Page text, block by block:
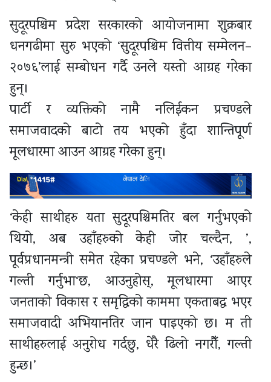
सुदूरपश्चिम प्रदेश सरकारको आयोजनामा शुक्रबार
धनगढीमा सुरु भएको ‘सुदूरपश्चिम वित्तीय सम्मेलन–
२०७६’लाई सम्बोधन गर्दै उनले यस्तो आग्रह गरेका
हुन्।
पार्टी र व्यक्तिको नामै नलिईकन प्रचण्डले
समाजवादको बाटो तय भएको हुँदा शान्तिपूर्ण
मूलधारमा आउन आग्रह गरेका हुन्।
‘केही साथीहरु यता सुदूरपश्चिमतिर बल गर्नुभएको
थियो, अब उहाँहरुको केही जोर चल्दैन, ’,
पूर्वप्रधानमन्त्री समेत रहेका प्रचण्डले भने, ‘उहाँहरुले
गल्ती गर्नुभा‘छ, आउनुहोस्, मूलधारमा आएर
जनताको विकास र समृद्धिको काममा एकताबद्ध भएर
समाजवादी अभियानतिर जान पाइएको छ। म ती
साथीहरुलाई अनुरोध गर्दछु, धेरै ढिलो नगरौँ, गल्ती
हुन्छ।’